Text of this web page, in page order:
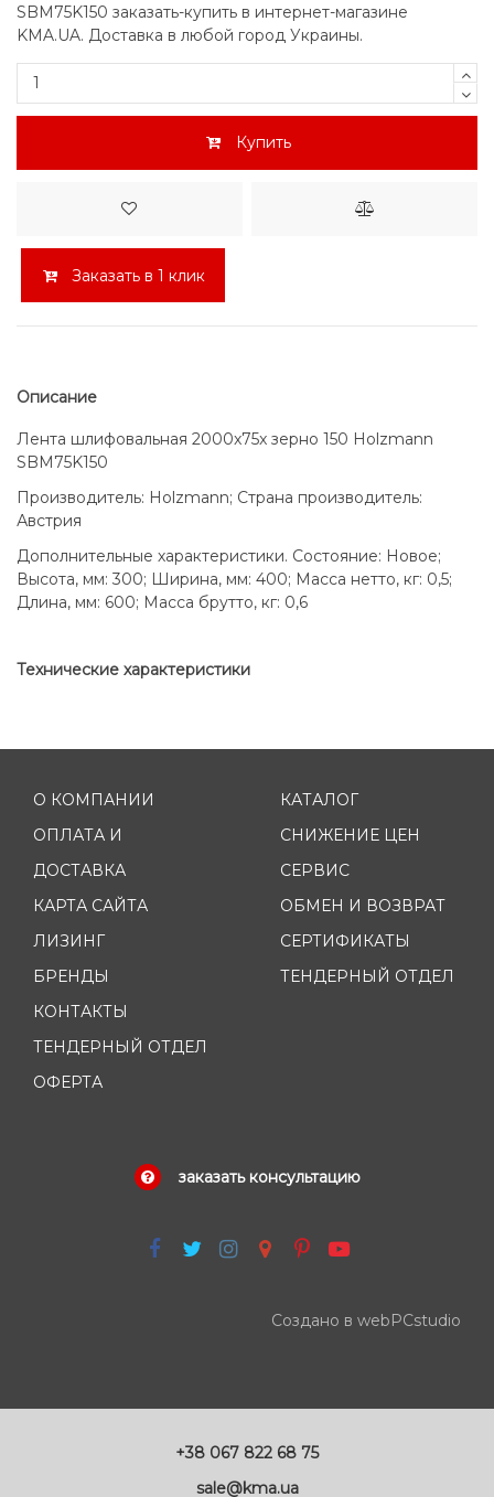
SBM75K150 заказать-купить в интернет-магазине
KMA.UA. Доставка в любой город Украины.
Купить
Заказать в 1 клик
Описание
Лента шлифовальная 2000x75x зерно 150 Holzmann
SBM75K150
Производитель: Holzmann; Страна производитель:
Австрия
Дополнительные характеристики. Состояние: Новое;
Высота, мм: 300; Ширина, мм: 400; Масса нетто, кг: 0,5;
Длина, мм: 600; Масса брутто, кг: 0,6
Технические характеристики
О КОМПАНИИ
ОПЛАТА И
ДОСТАВКА
КАРТА САЙТА
ЛИЗИНГ
БРЕНДЫ
КОНТАКТЫ
ТЕНДЕРНЫЙ ОТДЕЛ
ОФЕРТА
КАТАЛОГ
СНИЖЕНИЕ ЦЕН
СЕРВИС
ОБМЕН И ВОЗВРАТ
СЕРТИФИКАТЫ
ТЕНДЕРНЫЙ ОТДЕЛ
заказать консультацию
Создано в webPCstudio
+38 067 822 68 75
sale@kma.ua